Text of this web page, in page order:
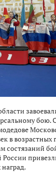
бою.
в возрастных
состязаний
России